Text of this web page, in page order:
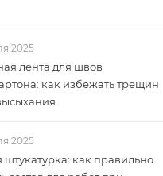
2025
лента для швов
как избежать трещин
2025
как правильно